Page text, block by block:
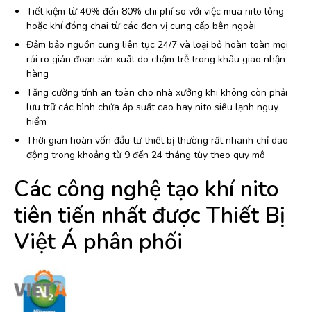
Tiết kiệm từ 40% đến 80% chi phí so với việc mua nito lỏng
hoặc khí đóng chai từ các đơn vị cung cấp bên ngoài
Đảm bảo nguồn cung liên tục 24/7 và loại bỏ hoàn toàn mọi
rủi ro gián đoạn sản xuất do chậm trễ trong khâu giao nhận
hàng
Tăng cường tính an toàn cho nhà xưởng khi không còn phải
lưu trữ các bình chứa áp suất cao hay nito siêu lạnh nguy
hiểm
Thời gian hoàn vốn đầu tư thiết bị thường rất nhanh chỉ dao
động trong khoảng từ 9 đến 24 tháng tùy theo quy mô
Các công nghệ tạo khí nito
tiên tiến nhất được Thiết Bị
Việt Á phân phối